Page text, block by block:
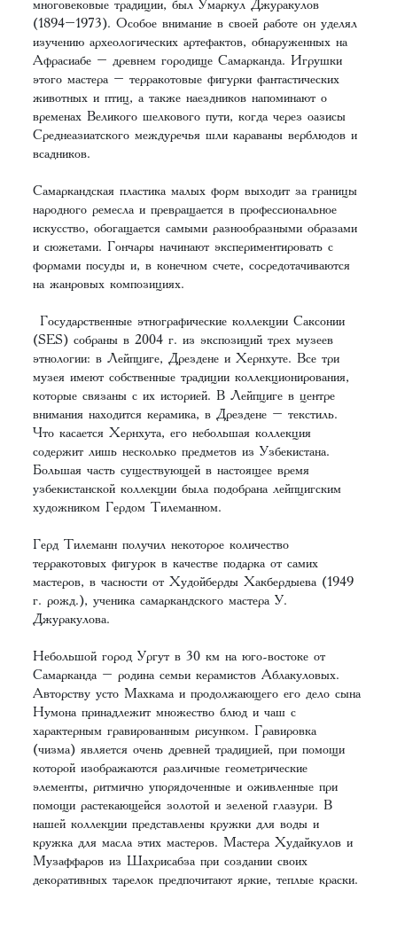
многовековые традиции, был Умаркул Джуракулов
(1894–1973). Особое внимание в своей работе он уделял
изучению археологических артефактов, обнаруженных на
Афрасиабе – древнем городище Самарканда. Игрушки
этого мастера – терракотовые фигурки фантастических
животных и птиц, а также наездников напоминают о
временах Великого шелкового пути, когда через оазисы
Среднеазиатского междуречья шли караваны верблюдов и
всадников.
Самаркандская пластика малых форм выходит за границы
народного ремесла и превращается в профессиональное
искусство, обогащается самыми разнообразными образами
и сюжетами. Гончары начинают экспериментировать с
формами посуды и, в конечном счете, сосредотачиваются
на жанровых композициях.
Государственные этнографические коллекции Саксонии
(SES) собраны в 2004 г. из экспозиций трех музеев
этнологии: в Лейпциге, Дрездене и Хернхуте. Все три
музея имеют собственные традиции коллекционирования,
которые связаны с их историей. В Лейпциге в центре
внимания находится керамика, в Дрездене – текстиль.
Что касается Хернхута, его небольшая коллекция
содержит лишь несколько предметов из Узбекистана.
Большая часть существующей в настоящее время
узбекистанской коллекции была подобрана лейпцигским
художником Гердом Тилеманном.
Герд Тилеманн получил некоторое количество
терракотовых фигурок в качестве подарка от самих
мастеров, в часности от Худойберды Хакбердыева (1949
г. рожд.), ученика самаркандского мастера У.
Джуракулова.
Небольшой город Ургут в 30 км на юго-востоке от
Самарканда – родина семьи керамистов Аблакуловых.
Авторству усто Махкама и продолжающего его дело сына
Нумона принадлежит множество блюд и чаш с
характерным гравированным рисунком. Гравировка
(чизма) является очень древней традицией, при помощи
которой изображаются различные геометрические
элементы, ритмично упорядоченные и оживленные при
помощи растекающейся золотой и зеленой глазури. В
нашей коллекции представлены кружки для воды и
кружка для масла этих мастеров. Мастера Худайкулов и
Музаффаров из Шахрисабза при создании своих
декоративных тарелок предпочитают яркие, теплые краски.